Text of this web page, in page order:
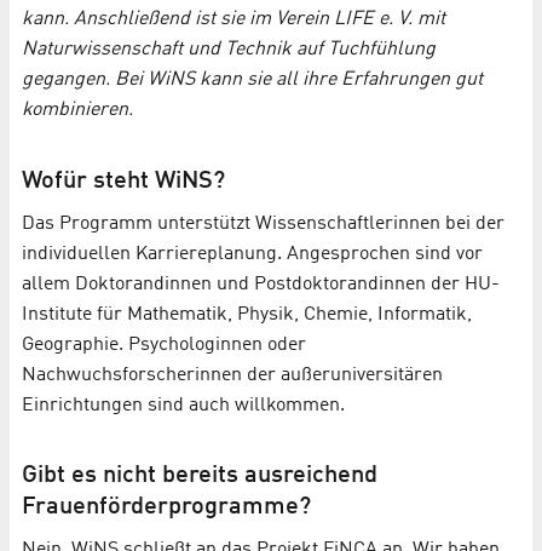
kann. Anschließend ist sie im Verein LIFE e. V. mit
Naturwissenschaft und Technik auf Tuchfühlung
gegangen. Bei WiNS kann sie all ihre Erfahrungen gut
kombinieren.
Wofür steht WiNS?
Das Programm unterstützt Wissenschaftlerinnen bei der
individuellen Karriereplanung. Angesprochen sind vor
allem Doktorandinnen und Postdoktorandinnen der HU-
Institute für Mathematik, Physik, Chemie, Informatik,
Geographie. Psychologinnen oder
Nachwuchsforscherinnen der außeruniversitären
Einrichtungen sind auch willkommen.
Gibt es nicht bereits ausreichend
Frauenförderprogramme?